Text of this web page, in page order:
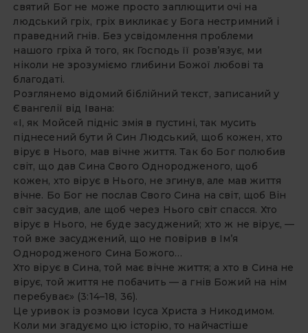
святий Бог не може просто заплющити очі на
людський гріх, гріх викликає у Бога нестримний і
праведний гнів. Без усвідомлення проблеми
нашого гріха й того, як Господь її розв’язує, ми
ніколи не зрозуміємо глибини Божої любові та
благодаті.
Розглянемо відомий біблійний текст, записаний у
Євангелії від Івана:
«І, як Мойсей підніс змія в пустині, так мусить
піднесений бути й Син Людський, щоб кожен, хто
вірує в Нього, мав вічне життя. Так бо Бог полюбив
світ, що дав Сина Свого Однородженого, щоб
кожен, хто вірує в Нього, не згинув, але мав життя
вічне. Бо Бог не послав Свого Сина на світ, щоб Він
світ засудив, але щоб через Нього світ спасся. Хто
вірує в Нього, не буде засуджений; хто ж не вірує, —
той вже засуджений, що не повірив в Ім’я
Однородженого Сина Божого…
Хто вірує в Сина, той має вічне життя; а хто в Сина не
вірує, той життя не побачить — а гнів Божий на нім
перебуває» (3:14–18, 36).
Це уривок із розмови Ісуса Христа з Никодимом.
Коли ми згадуємо цю історію, то найчастіше